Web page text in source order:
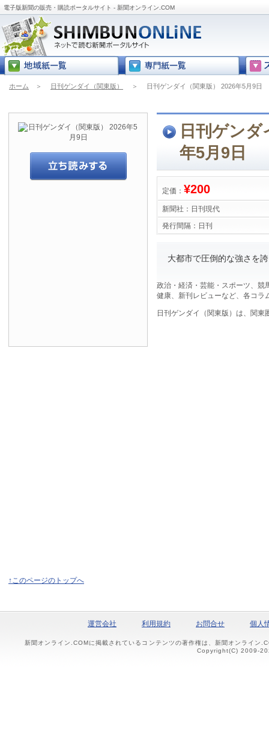
電子版新聞の販売・購読ポータルサイト - 新聞オンライン.COM
ホーム ＞ 日刊ゲンダイ（関東版） ＞ 日刊ゲンダイ（関東版） 2026年5月9日
日刊ゲン
年5月9日
定価： ¥200
新聞社： 日刊現代
発行間隔： 日刊
大都市で圧倒的な強さを
政治・経済・芸能・スポーツ、競
健康、新刊レビューなど、各コラ
日刊ゲンダイ（関東版）は、関
↑このページのトップへ
運営会社 利用規約 お問合せ 個人
新聞オンライン.COMに掲載されているコンテンツの著作権は、新聞オンライン
Copyright(C) 2009-